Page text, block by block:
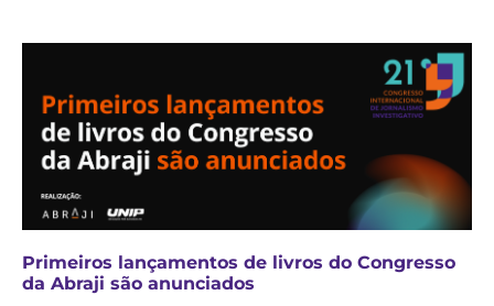
Primeiros lançamentos de livros do Congresso
da Abraji são anunciados